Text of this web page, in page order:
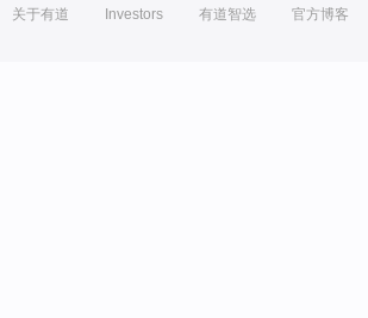
关于有道 Investors 有道智选 官方博客